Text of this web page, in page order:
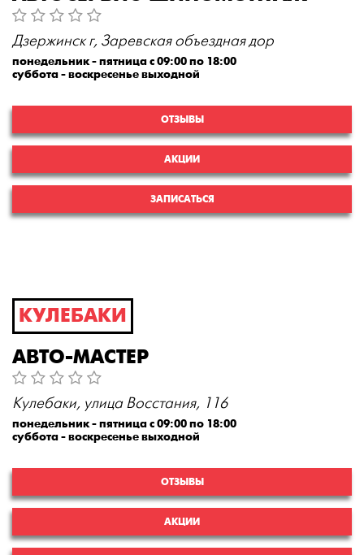
Дзержинск г, Заревская объездная дор
понедельник - пятница с 09:00 по 18:00
суббота - воскресенье выходной
ОТЗЫВЫ
АКЦИИ
ЗАПИСАТЬСЯ
КУЛЕБАКИ
АВТО-МАСТЕР
Кулебаки, улица Восстания, 116
понедельник - пятница с 09:00 по 18:00
суббота - воскресенье выходной
ОТЗЫВЫ
АКЦИИ